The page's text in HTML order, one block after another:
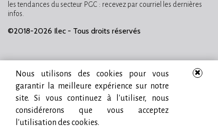
les tendances du secteur PGC : recevez par courriel les dernières
infos.
©2018-2026 Ilec - Tous droits réservés
Nous utilisons des cookies pour vous
garantir la meilleure expérience sur notre
site. Si vous continuez à l'utiliser, nous
considérerons que vous acceptez
l'utilisation des cookies.